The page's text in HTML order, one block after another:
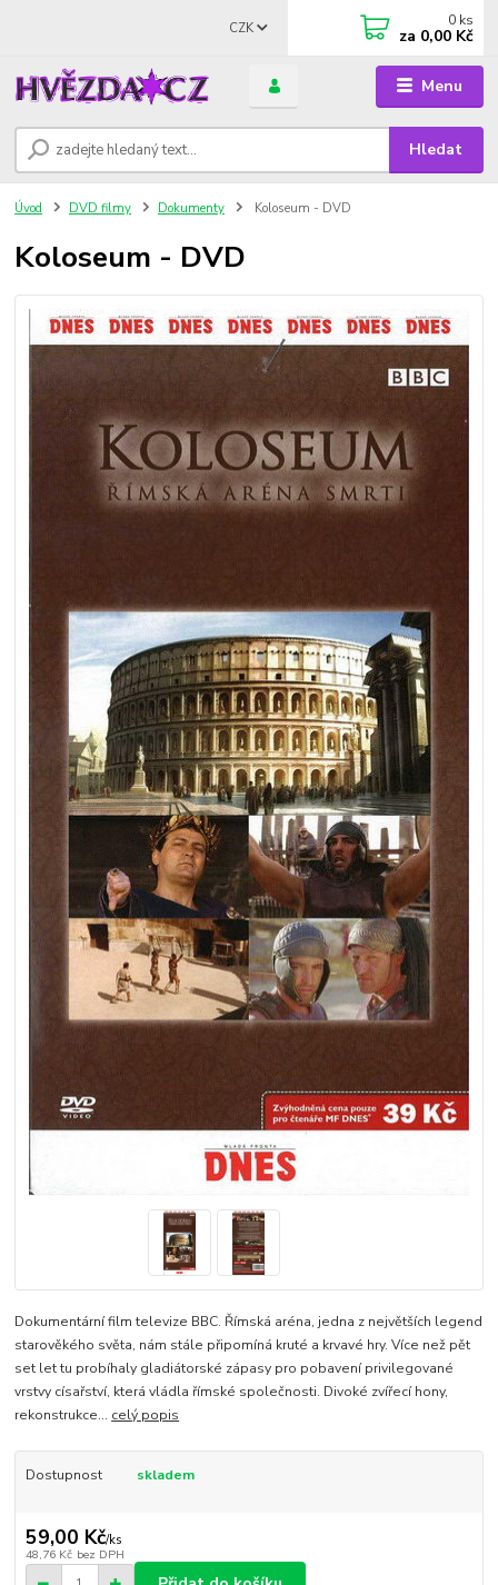
Menu
CZK
Hledat
0 ks
za 0,00 Kč
Úvod DVD filmy Dokumenty Koloseum - DVD
Koloseum - DVD
Dokumentární film televize BBC. Římská aréna, jedna z největších legend
starověkého světa, nám stále připomíná kruté a krvavé hry. Více než pět
set let tu probíhaly gladiátorské zápasy pro pobavení privilegované
vrstvy císařství, která vládla římské společnosti. Divoké zvířecí hony,
rekonstrukce... celý popis
Dostupnost skladem
59,00 Kč/ks
48,76 Kč bez DPH